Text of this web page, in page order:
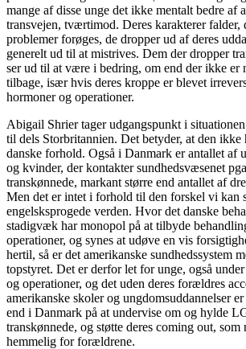
mange af disse unge det ikke mentalt bedre af
transvejen, tværtimod. Deres karakterer falder,
problemer forøges, de dropper ud af deres
generelt ud til at mistrives. Dem der dropper
ser ud til at være i bedring, om end der ikke er
tilbage, især hvis deres kroppe er blevet
hormoner og operationer.
Abigail Shrier tager udgangspunkt i
til dels Storbritannien. Det betyder, at den ikke
danske forhold. Også i Danmark er antallet af
og kvinder, der kontakter sundhedsvæsenet
transkønnede, markant større end antallet af
Men det er intet i forhold til den forskel vi kan
engelsksprogede verden. Hvor det danske
stadigvæk har monopol på at tilbyde
operationer, og synes at udøve en vis
hertil, så er det amerikanske sundhedssystem
topstyret. Det er derfor let for unge, også
og operationer, og det uden deres forældres
amerikanske skoler og ungdomsuddannelser
end i Danmark på at undervise om og hylde
transkønnede, og støtte deres coming out, som
hemmelig for forældrene.